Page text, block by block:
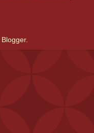
Blogger.